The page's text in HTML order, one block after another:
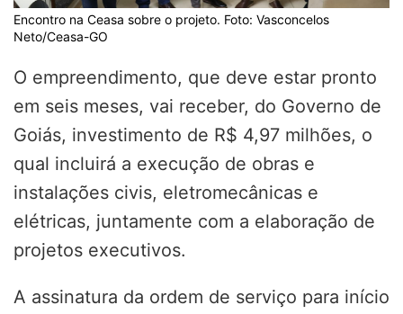
Encontro na Ceasa sobre o projeto. Foto: Vasconcelos
Neto/Ceasa-GO
O empreendimento, que deve estar pronto
em seis meses, vai receber, do Governo de
Goiás, investimento de R$ 4,97 milhões, o
qual incluirá a execução de obras e
instalações civis, eletromecânicas e
elétricas, juntamente com a elaboração de
projetos executivos.
A assinatura da ordem de serviço para início